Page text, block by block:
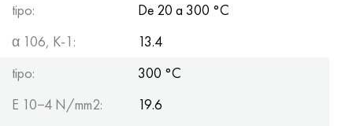
tipo:
De 20 a 300 °C
α 106, K-1:
13.4
tipo:
300 °C
E 10−4 N/mm2:
19.6